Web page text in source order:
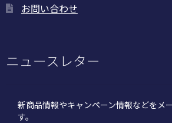
お問い合わせ
ニュースレター
新商品情報やキャンペーン情報などをメ
す。